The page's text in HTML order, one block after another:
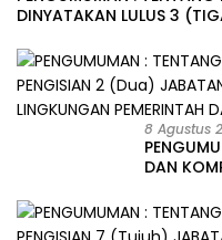
DINYATAKAN LULUS 3
LINGKUNGAN
8 Agustus
DAN